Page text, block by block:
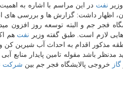
نفت در این مراسم با اشاره به
اظهار داشت: گزارش ها و بررسی های
فجر جم و البته توسعه روز
لازم است. طبق گفته وزیر نفت هم
مذكور اقدام به احداث آب شیرین كن
مدنظر باشد مقوله تامین پایدار
گاز خروجی پالایشگاه فجر جم بین شركت